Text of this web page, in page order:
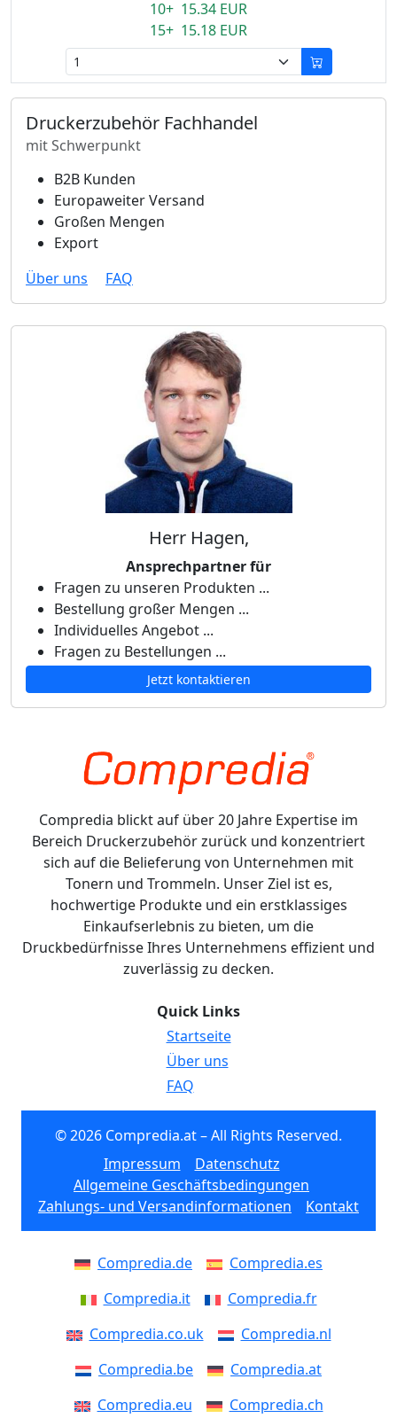
10+ 15.34 EUR
15+ 15.18 EUR
Druckerzubehör Fachhandel
mit Schwerpunkt
B2B Kunden
Europaweiter Versand
Großen Mengen
Export
Über uns
FAQ
Herr Hagen,
Ansprechpartner für
Fragen zu unseren Produkten ...
Bestellung großer Mengen ...
Individuelles Angebot ...
Fragen zu Bestellungen ...
Jetzt kontaktieren
Compredia blickt auf über 20 Jahre Expertise im
Bereich Druckerzubehör zurück und konzentriert
sich auf die Belieferung von Unternehmen mit
Tonern und Trommeln. Unser Ziel ist es,
hochwertige Produkte und ein erstklassiges
Einkaufserlebnis zu bieten, um die
Druckbedürfnisse Ihres Unternehmens effizient und
zuverlässig zu decken.
Quick Links
Startseite
Über uns
FAQ
© 2026 Compredia.at – All Rights Reserved.
Impressum
Datenschutz
Allgemeine Geschäftsbedingungen
Zahlungs- und Versandinformationen
Kontakt
Compredia.de
Compredia.es
Compredia.it
Compredia.fr
Compredia.co.uk
Compredia.nl
Compredia.be
Compredia.at
Compredia.eu
Compredia.ch